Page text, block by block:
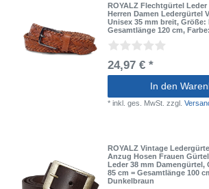
ROYALZ Flechtgürtel
Herren Damen Ledergürtel
Unisex 35 mm breit, Größe:
Gesamtlänge 120 cm,
24,97 € *
In den
*inkl. ges. MwSt. zzgl.
ROYALZ Vintage
Anzug Hosen Frauen
Leder 38 mm Damengürtel,
85 cm = Gesamtlänge 100
Dunkelbraun